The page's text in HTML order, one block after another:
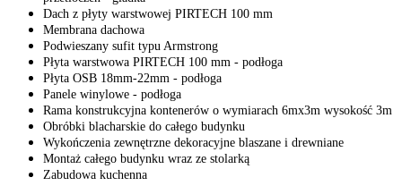
Dach z płyty warstwowej PIRTECH 100 mm
Membrana dachowa
Podwieszany sufit typu Armstrong
Płyta warstwowa PIRTECH 100 mm - podłoga
Płyta OSB 18mm-22mm - podłoga
Panele winylowe - podłoga
Rama konstrukcyjna kontenerów o wymiarach 6mx3m wysokość 3m
Obróbki blacharskie do całego budynku
Wykończenia zewnętrzne dekoracyjne blaszane i drewniane
Montaż całego budynku wraz ze stolarką
Zabudowa kuchenna